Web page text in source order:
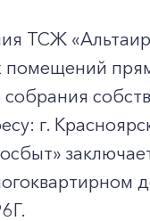
ТСЖ
помещений
г.